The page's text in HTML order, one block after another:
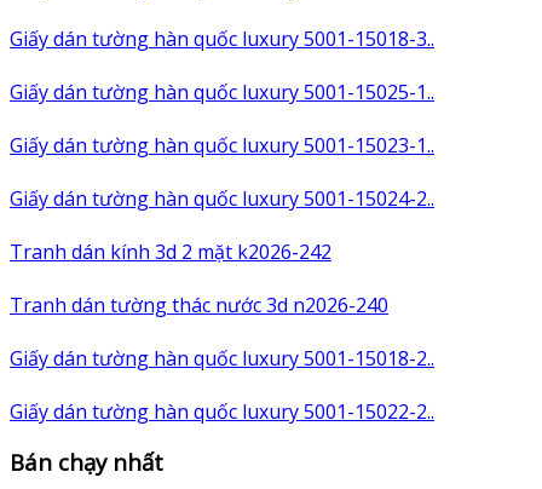
Giấy dán tường hàn quốc luxury 5001-15018-3..
Giấy dán tường hàn quốc luxury 5001-15025-1..
Giấy dán tường hàn quốc luxury 5001-15023-1..
Giấy dán tường hàn quốc luxury 5001-15024-2..
Tranh dán kính 3d 2 mặt k2026-242
Tranh dán tường thác nước 3d n2026-240
Giấy dán tường hàn quốc luxury 5001-15018-2..
Giấy dán tường hàn quốc luxury 5001-15022-2..
Bán chạy nhất